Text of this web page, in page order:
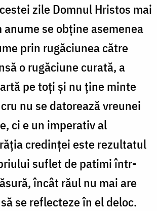
zile Domnul Hristos mai
anume se obține asemenea
prin rugăciunea către
o rugăciune curată, a
pe toți și nu ține minte
nu se datorează vreunei
ci e un imperativ al
credinței este rezultatul
suflet de patimi într-
încât răul nu mai are
se reflecteze în el deloc.